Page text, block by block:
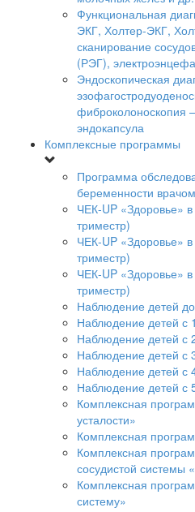
Функциональная
ЭКГ, Холтер-ЭКГ,
сканирование
(РЭГ),
Эндоскопическая
фиброколоноскопия
эндокапсула
Комплексные программы
Программа
беременности
ЧЕК-UP «Здоровье»
триместр)
ЧЕК-UP «Здоровье»
триместр)
ЧЕК-UP «Здоровье»
триместр)
Наблюдение детей
Наблюдение детей с
Наблюдение детей с
Наблюдение детей с
Наблюдение детей с
Наблюдение детей с
Комплексная
усталости»
Комплексная
Комплексная
сосудистой системы
Комплексная
систему»